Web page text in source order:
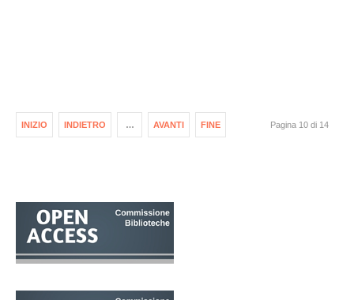
INIZIO INDIETRO … AVANTI FINE Pagina 10 di 14